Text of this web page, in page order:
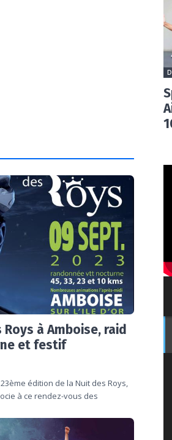
Roys à Amboise, raid
et festif
édition de la Nuit des Roys,
à ce rendez-vous des